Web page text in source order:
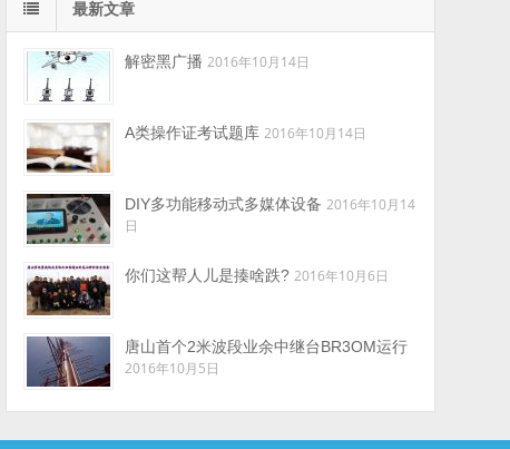
最新文章
解密黑广播 2016年10月14日
A类操作证考试题库 2016年10月14日
DIY多功能移动式多媒体设备 2016年10月14
日
你们这帮人儿是揍啥跌? 2016年10月6日
唐山首个2米波段业余中继台BR3OM运行
2016年10月5日